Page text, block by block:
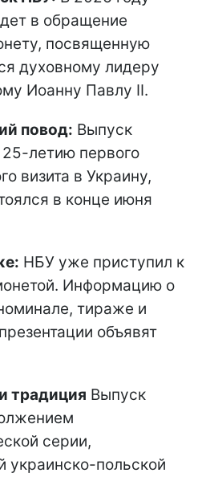
в обращение
посвященную
духовному лидеру
Иоанну Павлу II.
повод: Выпуск
летию первого
визита в Украину,
в конце июня
НБУ уже приступил к
Информацию о
тираже и
объявят
традиция Выпуск
серии,
украинско-польской